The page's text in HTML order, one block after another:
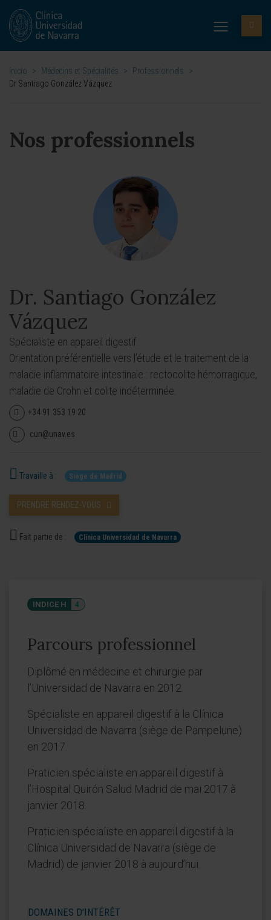
Inicio > Médecins et Spécialités > Professionnels
>
Dr Santiago González Vázquez
Nos professionnels
Dr. Santiago González
Vázquez
Spécialiste en appareil digestif.
Orientation préférentielle vers l’étude et le traitement de la
maladie inflammatoire intestinale : rectocolite hémorragique,
maladie de Crohn et colite indéterminée.
+34 91 353 19 20
cun@unav.es
Travaille à : Siège de Madrid
PRENDRE RENDEZ-VOUS
Fait partie de : Clínica Universidad de Navarra
INDICE H 4
Parcours professionnel
Diplômé en médecine et chirurgie par
l’Universidad de Navarra en 2012.
Spécialiste en appareil digestif à la Clínica
Universidad de Navarra (siège de Pampelune)
en 2017.
Praticien spécialiste en appareil digestif à
l’Hospital Quirón Salud Madrid de mai 2017 à
janvier 2018.
Praticien spécialiste en appareil digestif à la
Clínica Universidad de Navarra (siège de
Madrid) de janvier 2018 à aujourd’hui.
DOMAINES D'INTÉRÊT